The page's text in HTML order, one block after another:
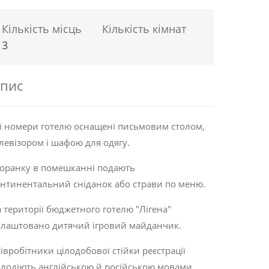
Кількість місць
3
Кількість кімнат
номери готелю оснащені письмовим столом,
і шафою для одягу.
в помешканні подають
сніданок або страви по меню.
території бюджетного готелю "Лігена"
дитячий ігровий майданчик.
цілодобової стійки реєстрації
англійською й російською мовами.